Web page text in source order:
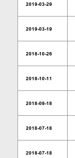
2019-03-29
2019-03-19
2018-10-26
2018-10-11
2018-09-18
2018-07-18
2018-07-18